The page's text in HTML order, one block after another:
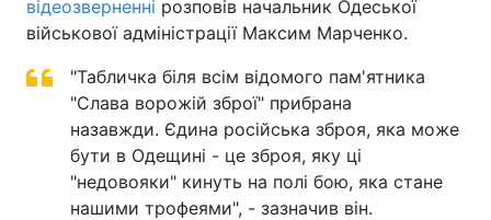
відеозверненні розповів начальник Одеської
військової адміністрації Максим Марченко.
"Табличка біля всім відомого пам'ятника
"Слава ворожій зброї" прибрана
назавжди. Єдина російська зброя, яка може
бути в Одещині - це зброя, яку ці
"недовояки" кинуть на полі бою, яка стане
нашими трофеями", - зазначив він.